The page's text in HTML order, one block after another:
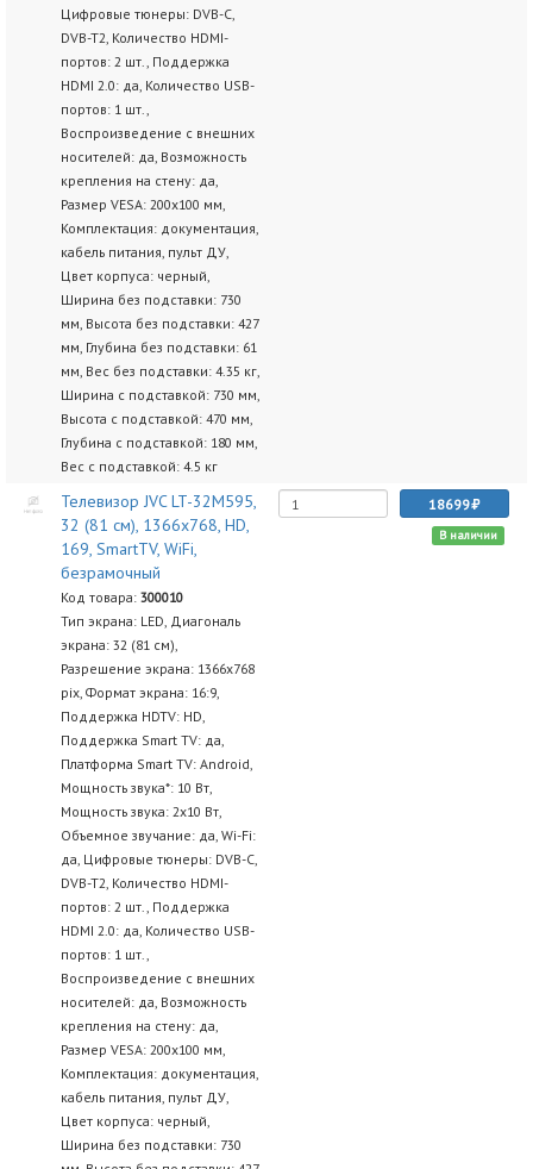
Цифровые тюнеры: DVB-C,
DVB-T2, Количество HDMI-
портов: 2 шт., Поддержка
HDMI 2.0: да, Количество USB-
портов: 1 шт.,
Воспроизведение с внешних
носителей: да, Возможность
крепления на стену: да,
Размер VESA: 200x100 мм,
Комплектация: документация,
кабель питания, пульт ДУ,
Цвет корпуса: черный,
Ширина без подставки: 730
мм, Высота без подставки: 427
мм, Глубина без подставки: 61
мм, Вес без подставки: 4.35 кг,
Ширина с подставкой: 730 мм,
Высота с подставкой: 470 мм,
Глубина с подставкой: 180 мм,
Вес с подставкой: 4.5 кг
Телевизор JVC LT-32M595,
32 (81 см), 1366x768, HD,
169, SmartTV, WiFi,
безрамочный
Код товара: 300010
Тип экрана: LED, Диагональ
экрана: 32 (81 см),
Разрешение экрана: 1366x768
pix, Формат экрана: 16:9,
Поддержка HDTV: HD,
Поддержка Smart TV: да,
Платформа Smart TV: Android,
Мощность звука*: 10 Вт,
Мощность звука: 2х10 Вт,
Объемное звучание: да, Wi-Fi:
да, Цифровые тюнеры: DVB-C,
DVB-T2, Количество HDMI-
портов: 2 шт., Поддержка
HDMI 2.0: да, Количество USB-
портов: 1 шт.,
Воспроизведение с внешних
носителей: да, Возможность
крепления на стену: да,
Размер VESA: 200x100 мм,
Комплектация: документация,
кабель питания, пульт ДУ,
Цвет корпуса: черный,
Ширина без подставки: 730
18699
В наличии